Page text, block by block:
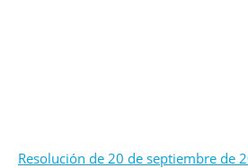
Resolución de 20 de septiembre de